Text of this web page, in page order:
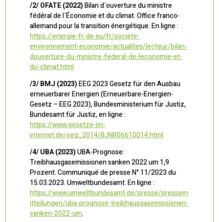
/2/ OFATE (2022)Bilan d´ouverture du ministre
fédéral de l´Économie et du climat. Office franco-
allemand pour la transition énergétique. En ligne :
https://energie-fr-de.eu/fr/societe-
environnement-economie/actualites/lecteur/bilan-
douverture-du-ministre-federal-de-leconomie-et-
du-climat.html
/3/ BMJ (2023)EEG 2023 Gesetz für den Ausbau
erneuerbarer Energien (Erneuerbare-Energien-
Gesetz – EEG 2023), Bundesministerium für Justiz,
Bundesamt für Justiz, en ligne :
https://www.gesetze-im-
internet.de/eeg_2014/BJNR06610014.html
/4/ UBA (2023)UBA-Prognose:
Treibhausgasemissionen sanken 2022 um 1,9
Prozent. Communiqué de presse N° 11/2023 du
15.03.2023. Umweltbundesamt. En ligne :
https://www.umweltbundesamt.de/presse/pressem
itteilungen/uba-prognose-treibhausgasemissionen-
sanken-2022-um.